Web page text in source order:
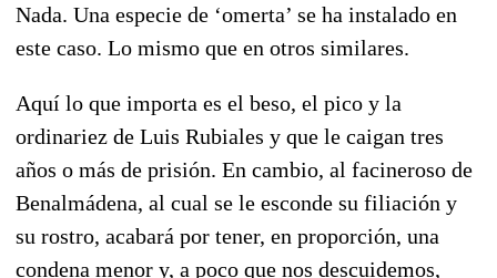
Nada. Una especie de ‘omerta’ se ha instalado en
este caso. Lo mismo que en otros similares.
Aquí lo que importa es el beso, el pico y la
ordinariez de Luis Rubiales y que le caigan tres
años o más de prisión. En cambio, al facineroso de
Benalmádena, al cual se le esconde su filiación y
su rostro, acabará por tener, en proporción, una
condena menor y, a poco que nos descuidemos,